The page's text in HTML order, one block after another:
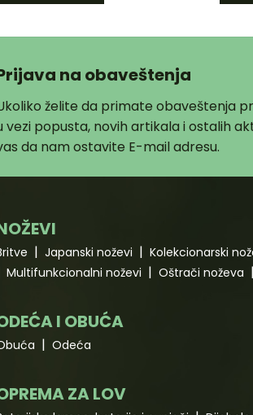
na obaveštenja
želite da primate obaveštenja
vezi popusta, novih artikala i ostalih
da nam ostavite E-mail adresu.
Japanski noževi Kolekcionarski
Multifunkcionalni noževi
Oštrači noževa
I OBUĆA
Odeća
ZA LOV